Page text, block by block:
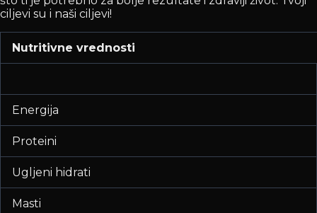
ciljevi su i naši ciljevi!
Nutritivne vrednosti
Energija
Proteini
Ugljeni hidrati
Masti